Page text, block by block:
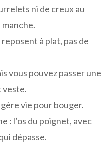
ni de creux au
à plat, pas de
vous pouvez passer une
veste.
vie pour bouger.
: l’os du poignet, avec
dépasse.